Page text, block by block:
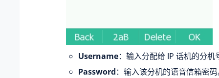
Username：输入分配给 IP 话机的分机
Password：输入该分机的语音信箱密